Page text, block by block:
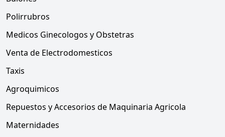
Polirrubros
Medicos Ginecologos y Obstetras
Venta de Electrodomesticos
Taxis
Agroquimicos
Repuestos y Accesorios de Maquinaria Agricola
Maternidades